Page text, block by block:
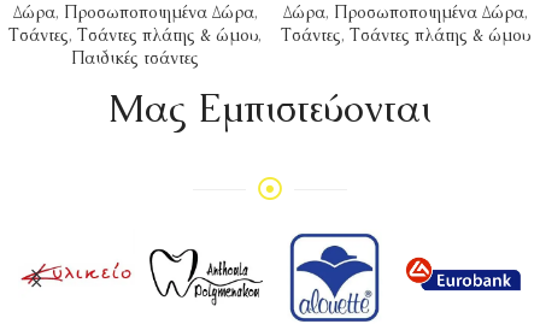
Δώρα, Προσωποποιημένα Δώρα,
Τσάντες, Τσάντες πλάτης & ώμου,
Παιδικές τσάντες
Δώρα, Προσωποποιημένα Δώρα,
Τσάντες, Τσάντες πλάτης & ώμου
Mας Εμπιστεύονται